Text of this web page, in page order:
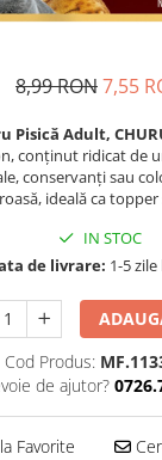
8,99 RON7,55
Pisică Adult,
conținut ridicat de
conservanți sau
ideală ca
IN STOC
de livrare: 1-5
Cod Produs:
de ajutor?
Favorite